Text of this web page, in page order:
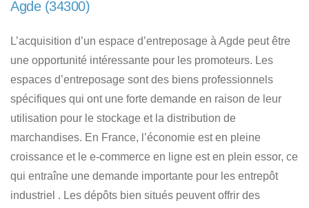
Agde (34300)
L’acquisition d’un espace d’entreposage à Agde peut être
une opportunité intéressante pour les promoteurs. Les
espaces d’entreposage sont des biens professionnels
spécifiques qui ont une forte demande en raison de leur
utilisation pour le stockage et la distribution de
marchandises. En France, l’économie est en pleine
croissance et le e-commerce en ligne est en plein essor, ce
qui entraîne une demande importante pour les entrepôt
industriel . Les dépôts bien situés peuvent offrir des